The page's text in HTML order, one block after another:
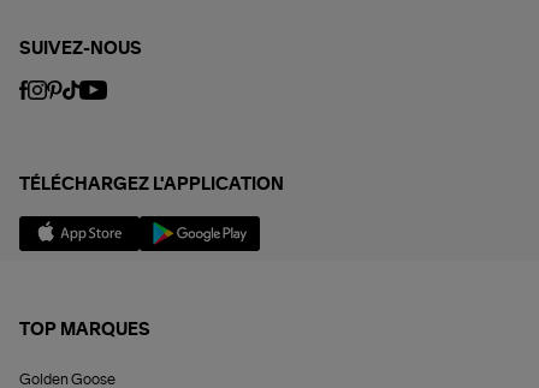
SUIVEZ-NOUS
TÉLÉCHARGEZ L'APPLICATION
TOP MARQUES
Golden Goose